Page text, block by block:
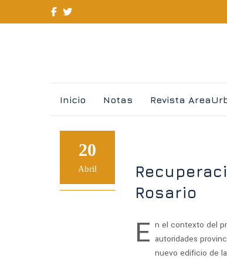
Inicio Notas Revista
20
Abril
Rosario
E n el contexto del
autoridades
nuevo edificio de